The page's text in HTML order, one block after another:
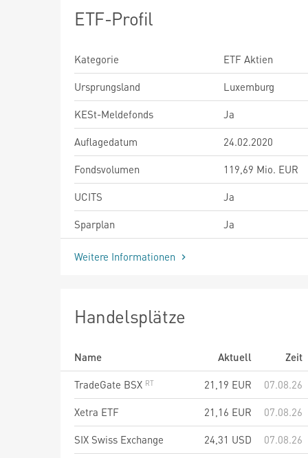
ETF-Profil
Kategorie
ETF Aktien
Ursprungsland
Luxemburg
KESt-Meldefonds
Ja
Auflagedatum
24.02.2020
Fondsvolumen
119,69 Mio. EUR
UCITS
Ja
Sparplan
Ja
Weitere Informationen
Handelsplätze
Name Aktuell
Zeit
TradeGate BSX
21,19 EUR
07.08.26
Xetra ETF
21,16 EUR
07.08.26
SIX Swiss Exchange
24,31 USD
07.08.26